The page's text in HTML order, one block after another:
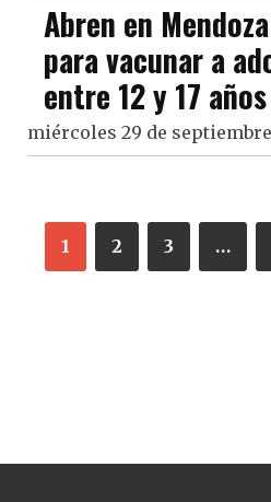
Abren en
para vacunar a
entre 12 y 17 años
miércoles 29 de
1 2 3 …